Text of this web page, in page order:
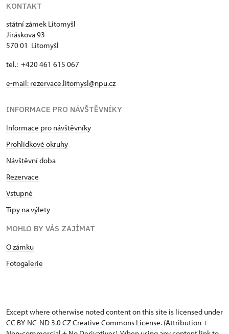
KONTAKT
státní zámek Litomyšl
Jiráskova 93
570 01 Litomyšl
tel.: +420 461 615 067
e-mail: rezervace.litomysl@npu.cz
INFORMACE PRO NÁVŠTĚVNÍKY
Informace pro návštěvníky
Prohlídkové okruhy
Návštěvní doba
Rezervace
Vstupné
Tipy na výlety
MOHLO BY VÁS ZAJÍMAT
O zámku
Fotogalerie
Except where otherwise noted content on this site is licensed under
CC BY-NC-ND 3.0 CZCreative Commons License. (Attribution +